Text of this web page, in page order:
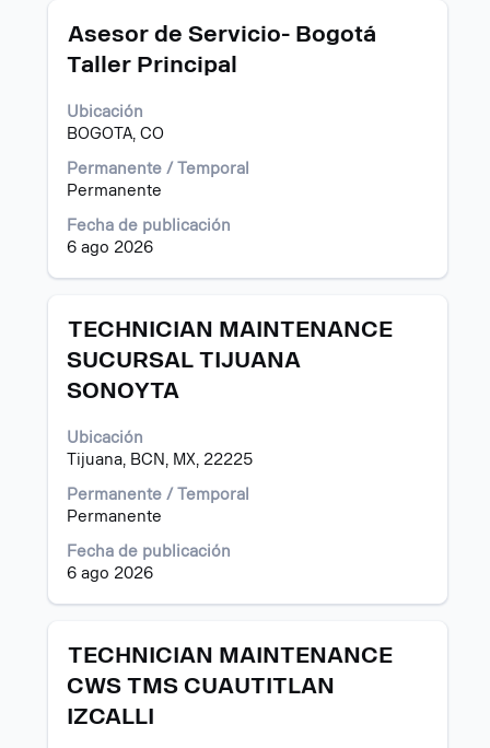
Título
Asesor de Servicio- Bogotá
Taller Principal
Ubicación
BOGOTA, CO
Permanente / Temporal
Permanente
Fecha de publicación
6 ago 2026
Utilice
barra
para
ver
el
contenido
de
la
Título
TECHNICIAN MAINTENANCE
SUCURSAL TIJUANA
SONOYTA
Ubicación
Tijuana, BCN, MX, 22225
Permanente / Temporal
Permanente
Fecha de publicación
6 ago 2026
Utilice
barra
espaciadora
ver
el
completo
de
la
información
puesto.
Título
TECHNICIAN MAINTENANCE
CWS TMS CUAUTITLAN
IZCALLI
Utilice
barra
espaciadora